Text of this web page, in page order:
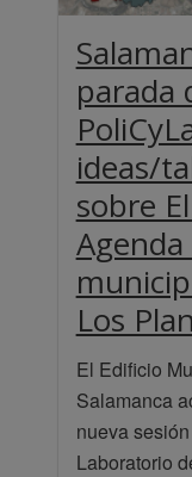
parada
ideas/
sobre
Los
El Edificio
Salamanca
nueva
Laboratorio